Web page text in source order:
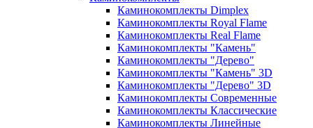
Каминокомплекты Dimplex
Каминокомплекты Royal Flame
Каминокомплекты Real Flame
Каминокомплекты "Камень"
Каминокомплекты "Дерево"
Каминокомплекты "Камень" 3D
Каминокомплекты "Дерево" 3D
Каминокомплекты Современные
Каминокомплекты Классические
Каминокомплекты Линейные